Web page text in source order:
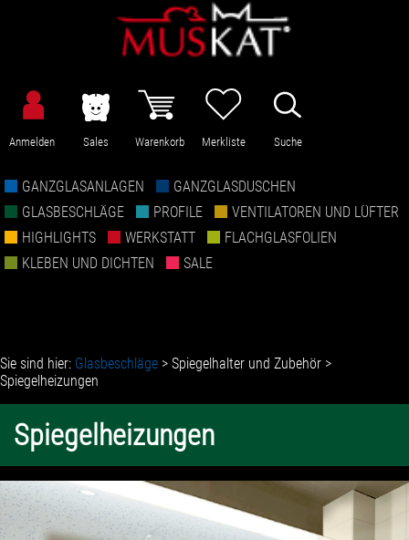
Anmelden Sales Warenkorb Merkliste Suche
GANZGLASANLAGEN
GANZGLASDUSCHEN
GLASBESCHLÄGE
PROFILE
VENTILATOREN UND LÜFTER
HIGHLIGHTS
WERKSTATT
FLACHGLASFOLIEN
KLEBEN UND DICHTEN
SALE
Sie sind hier: Glasbeschläge > Spiegelhalter und Zubehör >
Spiegelheizungen
Spiegelheizungen